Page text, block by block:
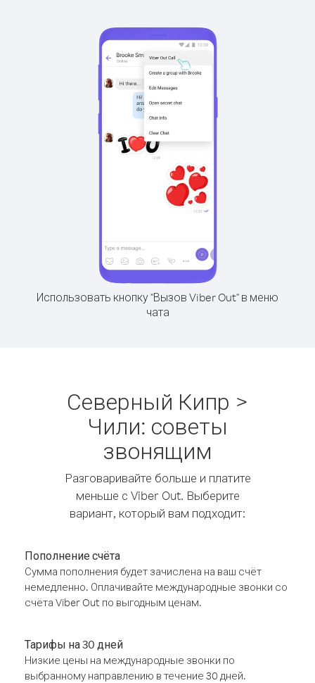
Использовать кнопку "Вызов Viber Out" в меню
чата
Северный Кипр >
Чили: советы
звонящим
Разговаривайте больше и платите
меньше с Viber Out. Выберите
вариант, который вам подходит:
Пополнение счёта
Сумма пополнения будет зачислена на ваш счёт
немедленно. Оплачивайте международные звонки со
счёта Viber Out по выгодным ценам.
Тарифы на 30 дней
Низкие цены на международные звонки по
выбранному направлению в течение 30 дней.